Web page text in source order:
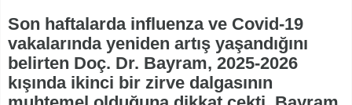
Son haftalarda influenza ve Covid-19
vakalarında yeniden artış yaşandığını
belirten Doç. Dr. Bayram, 2025-2026
kışında ikinci bir zirve dalgasının